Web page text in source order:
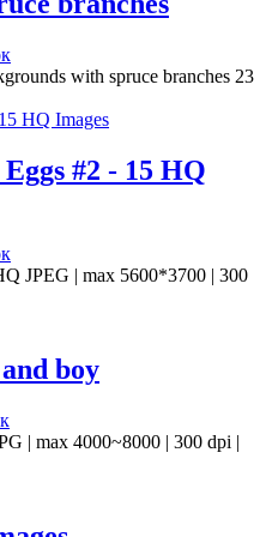
with spruce branches 23
#2 - 15 HQ
JPEG | max 5600*3700 | 300
boy
| max 4000~8000 | 300 dpi |